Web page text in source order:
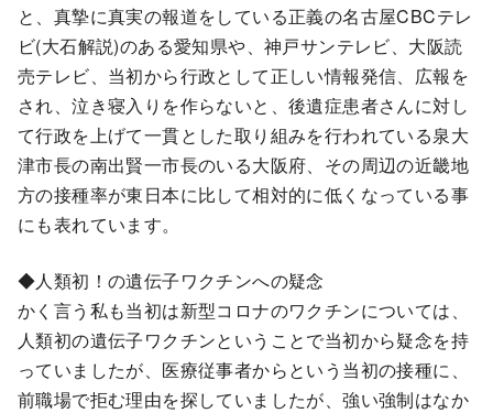
と、真摯に真実の報道をしている正義の名古屋CBCテレ
ビ(大石解説)のある愛知県や、神戸サンテレビ、大阪読
売テレビ、当初から行政として正しい情報発信、広報を
され、泣き寝入りを作らないと、後遺症患者さんに対し
て行政を上げて一貫とした取り組みを行われている泉大
津市長の南出賢一市長のいる大阪府、その周辺の近畿地
方の接種率が東日本に比して相対的に低くなっている事
にも表れています。
◆人類初！の遺伝子ワクチンへの疑念
かく言う私も当初は新型コロナのワクチンについては、
人類初の遺伝子ワクチンということで当初から疑念を持
っていましたが、医療従事者からという当初の接種に、
前職場で拒む理由を探していましたが、強い強制はなか